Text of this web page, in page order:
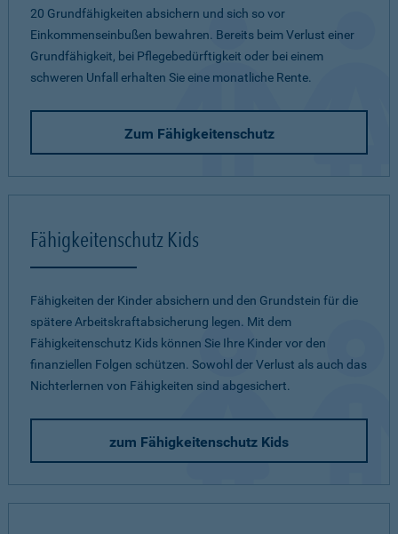
20 Grundfähigkeiten absichern und sich so vor
Einkommenseinbußen bewahren. Bereits beim Verlust einer
Grundfähigkeit, bei Pflegebedürftigkeit oder bei einem
schweren Unfall erhalten Sie eine monatliche Rente.
Zum Fähigkeitenschutz
Fähigkeitenschutz Kids
Fähigkeiten der Kinder absichern und den Grundstein für die
spätere Arbeitskraftabsicherung legen. Mit dem
Fähigkeitenschutz Kids können Sie Ihre Kinder vor den
finanziellen Folgen schützen. Sowohl der Verlust als auch das
Nichterlernen von Fähigkeiten sind abgesichert.
zum Fähigkeitenschutz Kids